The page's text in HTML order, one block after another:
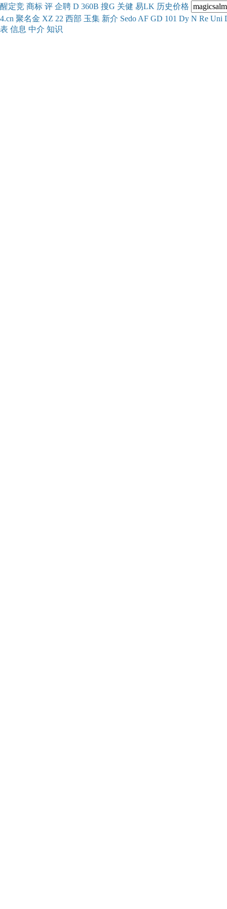
醒定竞 商标 评 企聘 D 360B 搜G 关健 易LK 历史价格
4.cn 聚名金 XZ 22 西部 玉集 新介 Sedo AF GD 101 Dy N Re Uni
表 信息 中介 知识